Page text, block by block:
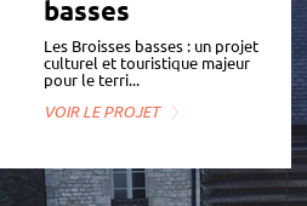
basses
Les Broisses basses : un projet
cultu­­­­­rel et touris­­­­­tique majeur
pour le terri­­­­...
VOIR LE PROJET
ge­­­­­­ment de Liart
Le centre d’hé­­­­­­ber­­­­­­­ge­­­­­­­ment de
Liart ...